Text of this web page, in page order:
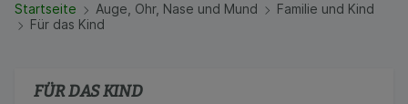
Startseite Auge, Ohr, Nase und Mund
Familie und Kind
Für das Kind
FÜR DAS KIND